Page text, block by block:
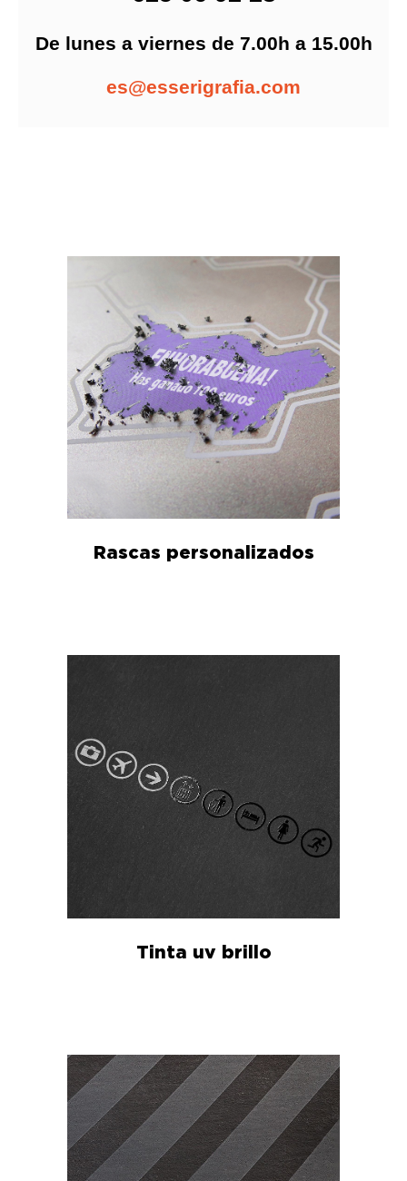
De lunes a viernes de 7.00h a 15.00h
es@esserigrafia.com
Rascas personalizados
Tinta uv brillo